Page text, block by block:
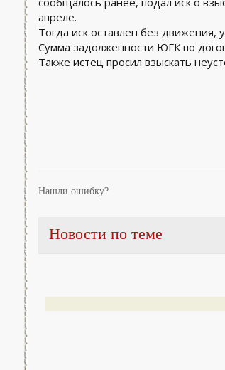
апреле.
Тогда иск оставлен без
Сумма задолженности ЮГК по
Также истец просил взыскать
Нашли ошибку?
Новости по теме